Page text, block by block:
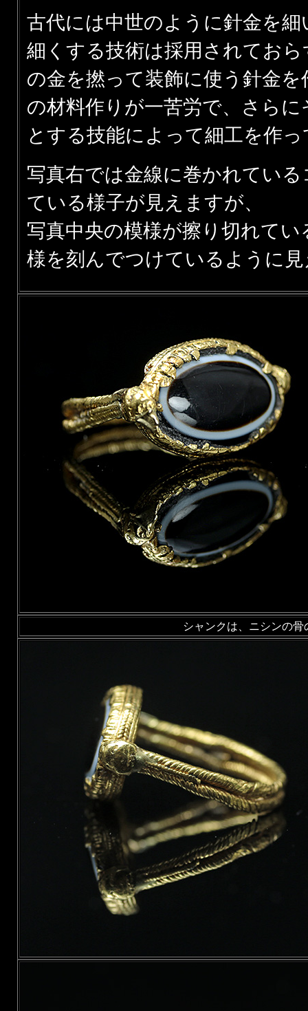
古代には中世のように針金を
細くする技術は採用されてお
の金を撚って装飾に使う針金
の材料作りが一苦労で、さら
とする技能によって細工を作
写真右では金線に巻かれてい
ている様子が見えますが、
写真中央の模様が擦り切れて
様を刻んでつけているように
シャンクは、ニシンの